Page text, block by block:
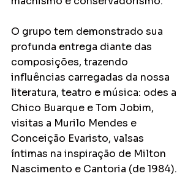
O grupo tem demonstrado sua
profunda entrega diante das
composições, trazendo
influências carregadas da nossa
literatura, teatro e música: odes a
Chico Buarque e Tom Jobim,
visitas a Murilo Mendes e
Conceição Evaristo, valsas
íntimas na inspiração de Milton
Nascimento e Cantoria (de 1984).